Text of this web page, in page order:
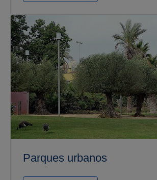
Parques urbanos